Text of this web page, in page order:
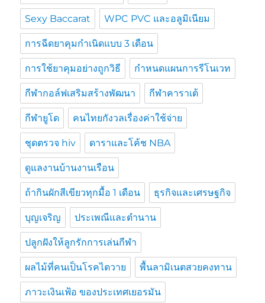
Sexy Baccarat WPC PVC และอลูมิเนียม
การฉีดยาคุมกำเนิดแบบ 3 เดือน
การใช้ยาคุมอย่างถูกวิธี กำหนดแผนการรีโนเวท
กีฬากอล์ฟเสริมสร้างพัฒนา กีฬาคาราเต้
กีฬายูโด คนไทยกังวลเรื่องค่าใช้จ่าย
ชุดตรวจ hiv ดาราและโค้ช NBA
ดูแลงานบ้านงานเรือน
ถ้ากินผักสีเขียวทุกมื้อ 1 เดือน ธุรกิจและเศรษฐกิจ
บุญเจริญ ประเพณีและตำนาน
ปลูกฝังให้ลูกรักการเล่นกีฬา
ผลไม้ที่คนเป็นโรคไตวาย พื้นลามิเนตสวยคงทาน
ภาวะเงินเฟ้อ ของประเทศเยอรมัน